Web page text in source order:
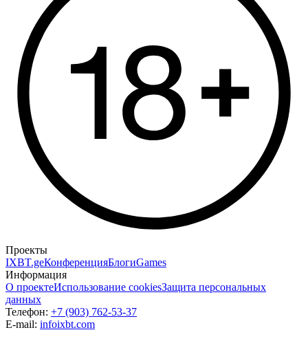
Проекты
IXBT.geКонференцияБлогиGames
Информация
О проектеИспользование cookiesЗащита персональных
данных
Телефон: +7 (903) 762-53-37
E-mail: infoixbt.com